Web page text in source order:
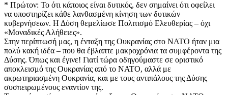
​* Πρώτον: Το ότι κάποιος είναι δυτικός, δεν σημαίνει ότι οφείλει
να υποστηρίζει κάθε λανθασμένη κίνηση των δυτικών
κυβερνήσεων. Η Δύση θεμελίωσε Πολιτισμό Ελευθερίας – όχι
«Μοναδικές Αλήθειες».
​Στην περίπτωσή μας, η ένταξη της Ουκρανίας στο ΝΑΤΟ ήταν μια
πολύ κακή ιδέα – που θα έβλαπτε μακροχρόνια τα συμφέροντα της
Δύσης. Όπως και έγινε! Γιατί τώρα οδηγούμαστε σε οριστικό
αποκλεισμό της Ουκρανίας από το ΝΑΤΟ, αλλά με
ακρωτηριασμένη Ουκρανία, και με τους αντιπάλους της Δύσης
συσπειρωμένους εναντίον της.